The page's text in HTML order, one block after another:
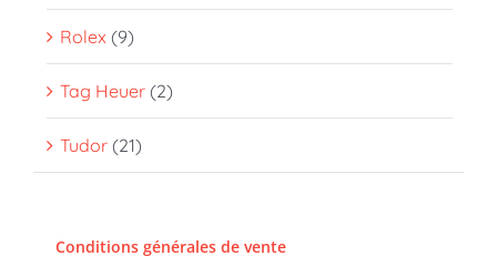
Rolex (9)
Tag Heuer (2)
Tudor (21)
Conditions générales de vente